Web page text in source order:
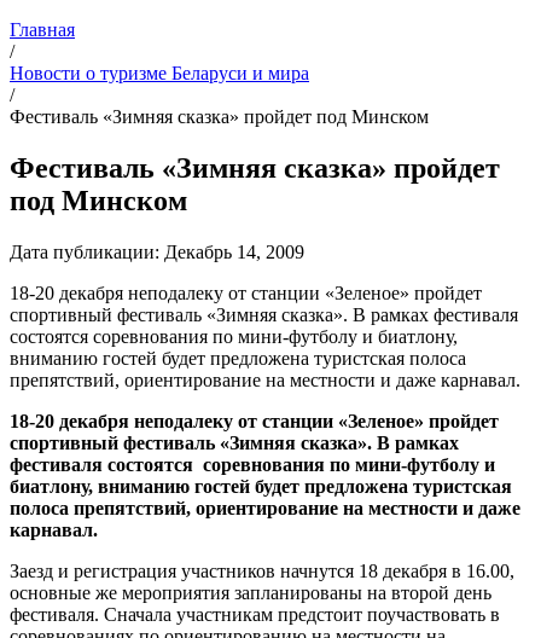
Главная
/
Новости о туризме Беларуси и мира
/
Фестиваль «Зимняя сказка» пройдет под Минском
Фестиваль «Зимняя сказка» пройдет
под Минском
Дата публикации: Декабрь 14, 2009
18-20 декабря неподалеку от станции «Зеленое» пройдет
спортивный фестиваль «Зимняя сказка». В рамках фестиваля
состоятся соревнования по мини-футболу и биатлону,
вниманию гостей будет предложена туристская полоса
препятствий, ориентирование на местности и даже карнавал.
18-20 декабря неподалеку от станции «Зеленое» пройдет
спортивный фестиваль «Зимняя сказка». В рамках
фестиваля состоятся соревнования по мини-футболу и
биатлону, вниманию гостей будет предложена туристская
полоса препятствий, ориентирование на местности и даже
карнавал.
Заезд и регистрация участников начнутся 18 декабря в 16.00,
основные же мероприятия запланированы на второй день
фестиваля. Сначала участникам предстоит поучаствовать в